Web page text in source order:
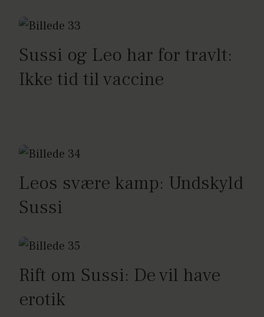
Sussi og Leo har for travlt:
Ikke tid til vaccine
Leos svære kamp: Undskyld
Sussi
Rift om Sussi: De vil have
erotik